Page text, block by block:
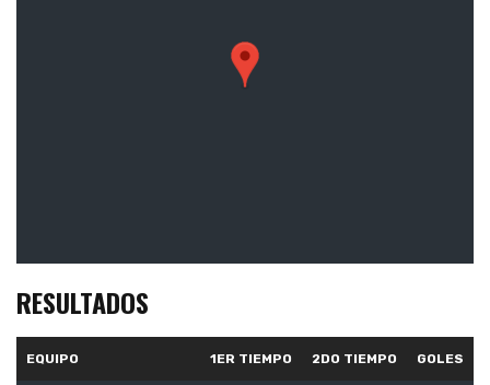
RESULTADOS
EQUIPO 1ER TIEMPO 2DO TIEMPO GOLES